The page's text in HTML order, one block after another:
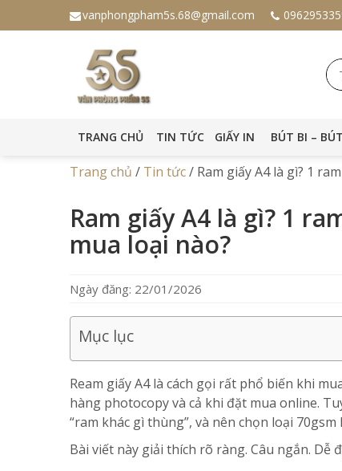
vanphongpham5s.68@gmail.com
TRANG CHỦ TIN TỨC GIẤY IN BÚT BI –
Trang chủ / Tin tức/ Ram giấy A4 là gì? 1
Ram giấy A4 là gì? 1
mua loại nào?
Ngày đăng: 22/01/2026
Mục lục
Ream giấy A4 là cách gọi rất phổ biến khi
hàng photocopy và cả khi đặt mua online.
“ram khác gì thùng”, và nên chọn loại
Bài viết này giải thích rõ ràng. Câu ngắn. Dễ